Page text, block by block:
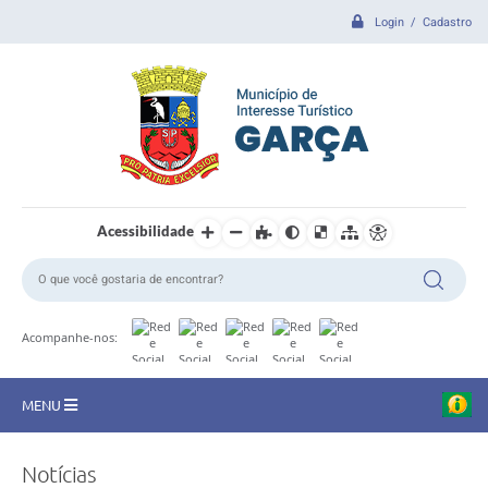
Login / Cadastro
Acessibilidade
Acompanhe-nos:
MENU
CIDADE
Notícias